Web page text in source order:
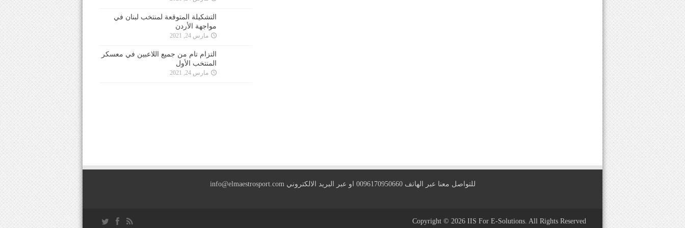
التشكيلة المتوقعة لمنتخب لبنان في
مواجهة الأردن
مارس 24, 2021
التزام تام من جميع اللاعبين في معسكر
المنتخب الأول
مارس 24, 2021
للتواصل معنا عبر الهاتف 0096170950660 او عبر البريد الالكتروني info@elmaestrosport.com
Copyright © 2026 IIS For E-Solutions. All Rights Reserved